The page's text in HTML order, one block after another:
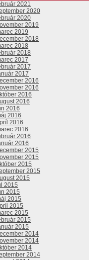
2021
2020
2020
2019
2019
2018
2018
2018
2017
2017
2017
2016
2016
2016
2016
2016
2016
2016
2016
2016
2016
2015
2015
2015
2015
2015
2015
2015
2015
2015
2015
2015
2015
2014
2014
2014
2014